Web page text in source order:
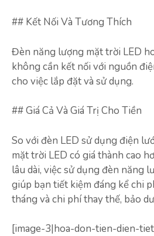
## Kết Nối Và Tương Thích
Đèn năng lượng mặt trời LED
không cần kết nối với nguồn
cho việc lắp đặt và sử dụng.
## Giá Cả Và Giá Trị Cho Tiền
So với đèn LED sử dụng điện
mặt trời LED có giá thành cao
lâu dài, việc sử dụng đèn năng
giúp bạn tiết kiệm đáng kể chi
tháng và chi phí thay thế, bảo
[image-3|hoa-don-tien-dien-